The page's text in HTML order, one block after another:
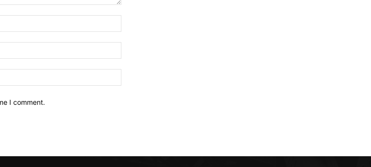
I comment.